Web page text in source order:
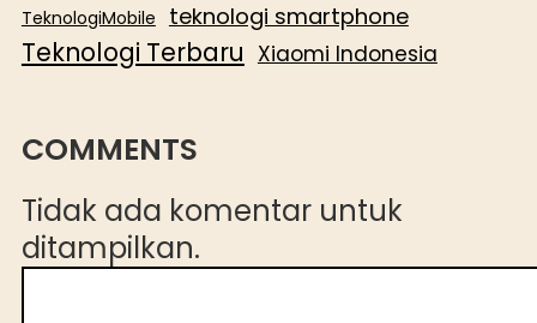
TeknologiMobile teknologi smartphone
Teknologi Terbaru Xiaomi Indonesia
COMMENTS
Tidak ada komentar untuk
ditampilkan.